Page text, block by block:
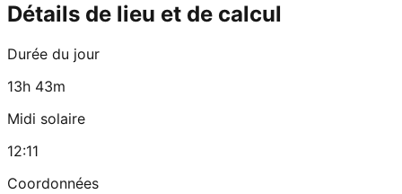
Détails de lieu et de calcul
Durée du jour
13h 43m
Midi solaire
12:11
Coordonnées